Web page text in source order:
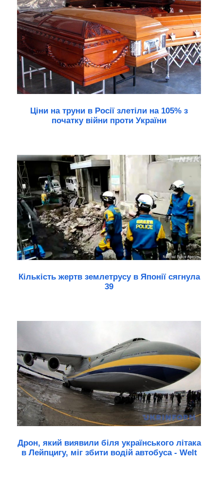
Ціни на труни в Росії злетіли на 105% з
початку війни проти України
Кількість жертв землетрусу в Японії сягнула
39
Дрон, який виявили біля українського літака
в Лейпцигу, міг збити водій автобуса - Welt